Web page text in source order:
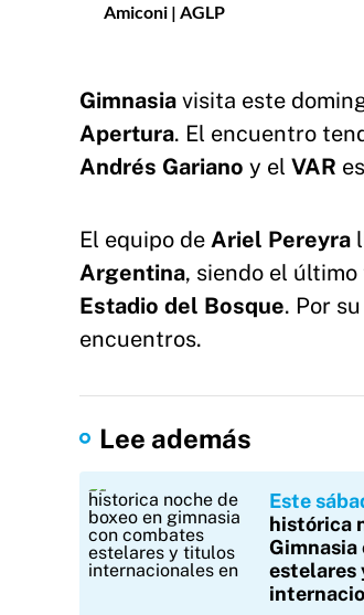
Amiconi | AGLP
Gimnasia visita este
Apertura. El encuentro
Andrés Gariano y el VAR
El equipo de Ariel Pereyra
Argentina, siendo el
Estadio del Bosque. Por
encuentros.
Lee además
Este
histórica
Gimnasia
estelares